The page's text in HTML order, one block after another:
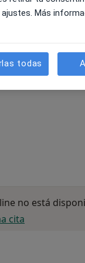
no está
cita
Más
todas